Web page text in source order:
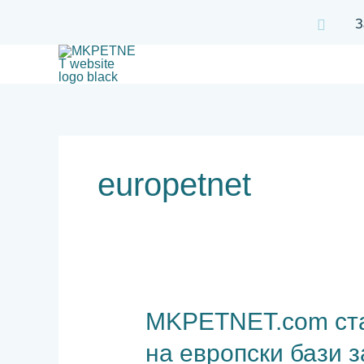
Search
europetnet
MKPETNET.com
на европски бази
MKPETNET.com
стана
член